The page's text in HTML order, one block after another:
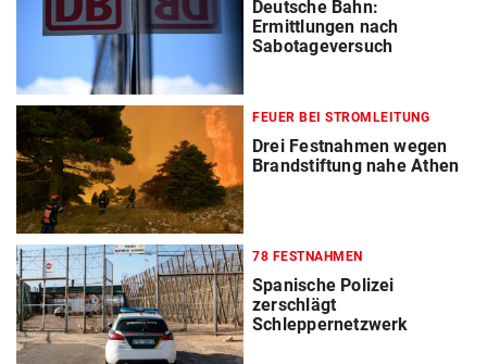
Deutsche Bahn:
Ermittlungen nach
Sabotageversuch
FEUER BEI STROMLEITUNG
Drei Festnahmen wegen
Brandstiftung nahe Athen
78 FESTNAHMEN
Spanische Polizei
zerschlägt
Schleppernetzwerk